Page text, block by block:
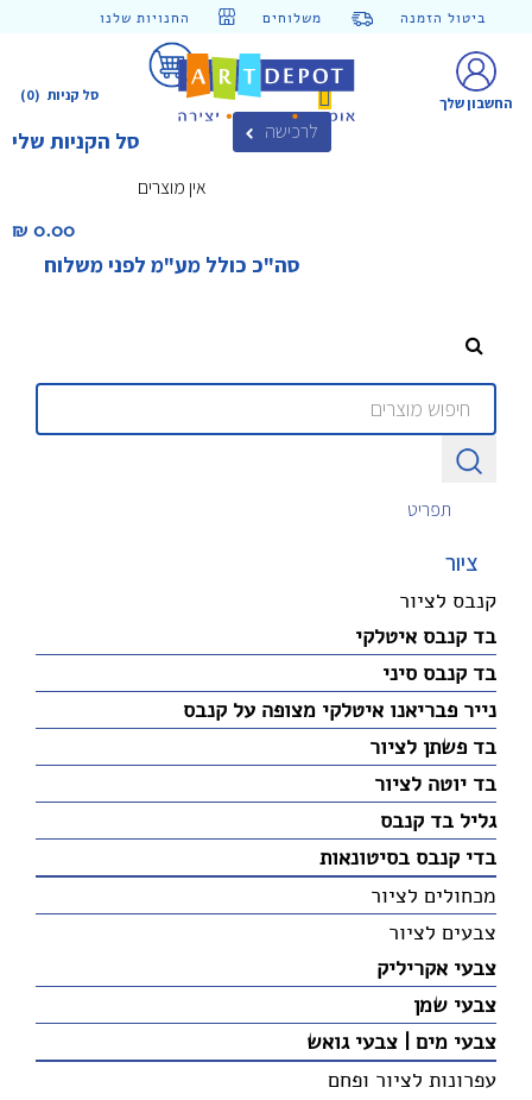
ביטול הזמנה משלוחים החנויות שלנו
(0) סל קניות
סל הקניות שלי לרכישה
אין מוצרים
0.00 ₪‎
סה"כ כולל מע"מ לפני משלוח
החשבון שלך
תפריט
ציור
קנבס לציור
בד קנבס איטלקי
בד קנבס סיני
נייר פבריאנו איטלקי מצופה על קנבס
בד פשתן לציור
בד יוטה לציור
גליל בד קנבס
בדי קנבס בסיטונאות
מכחולים לציור
צבעים לציור
צבעי אקריליק
צבעי שמן
צבעי מים | צבעי גואש
עפרונות לציור ופחם